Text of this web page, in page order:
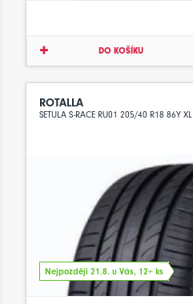
DO KOŠÍKU
ROTALLA
SETULA S-RACE RU01 205/40 R18 86Y XL
Nejpozději 21.8. u Vás, 12+ ks